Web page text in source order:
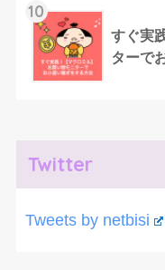
10
すぐ実
ターで
Twitter
Tweets by netbisi